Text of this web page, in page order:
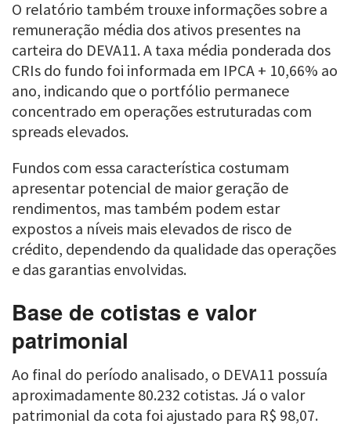
O relatório também trouxe informações sobre a
remuneração média dos ativos presentes na
carteira do DEVA11. A taxa média ponderada dos
CRIs do fundo foi informada em IPCA + 10,66% ao
ano, indicando que o portfólio permanece
concentrado em operações estruturadas com
spreads elevados.
Fundos com essa característica costumam
apresentar potencial de maior geração de
rendimentos, mas também podem estar
expostos a níveis mais elevados de risco de
crédito, dependendo da qualidade das operações
e das garantias envolvidas.
Base de cotistas e valor
patrimonial
Ao final do período analisado, o DEVA11 possuía
aproximadamente 80.232 cotistas. Já o valor
patrimonial da cota foi ajustado para R$ 98,07.